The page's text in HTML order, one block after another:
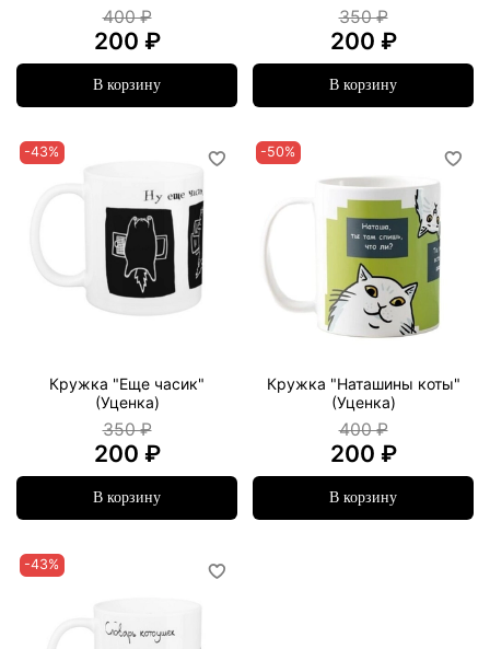
400 ₽
200 ₽
В корзину
350 ₽
200 ₽
В корзину
-43%
Кружка "Еще часик"
(Уценка)
350 ₽
200 ₽
В корзину
-50%
Кружка "Наташины коты"
(Уценка)
400 ₽
200 ₽
В корзину
-43%